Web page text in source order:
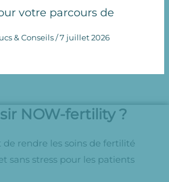
votre parcours de
& Conseils /7 juillet 2026
NOW-fertility ?
rendre les soins de fertilité
sans stress pour les patients